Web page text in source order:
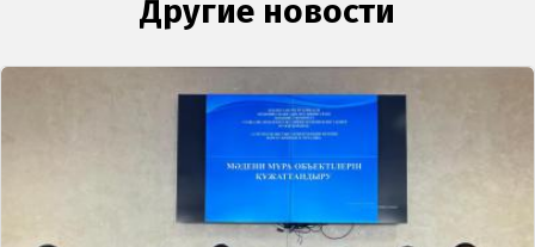
Другие новости